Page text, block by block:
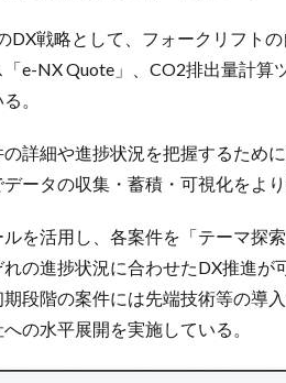
DX戦略として、フォークリフト
「e-NX Quote」、CO2排出量計
。
詳細や進捗状況を把握するため
ータの収集・蓄積・可視化をよ
を活用し、各案件を「テーマ探
の進捗状況に合わせたDX推進
段階の案件には先端技術等の導
の水平展開を実施している。